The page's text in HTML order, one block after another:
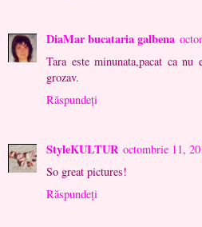
DiaMar bucataria galbena
Tara este minunata,pacat ca
grozav.
Răspundeți
StyleKULTUR octombrie 11,
So great pictures!
Răspundeți